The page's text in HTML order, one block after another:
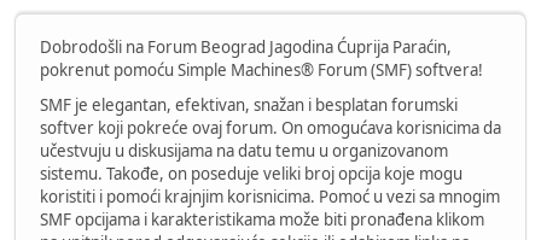
Dobrodošli na Forum Beograd Jagodina Ćuprija Paraćin,
pokrenut pomoću Simple Machines® Forum (SMF) softvera!
SMF je elegantan, efektivan, snažan i besplatan forumski
softver koji pokreće ovaj forum. On omogućava korisnicima da
učestvuju u diskusijama na datu temu u organizovanom
sistemu. Takođe, on poseduje veliki broj opcija koje mogu
koristiti i pomoći krajnjim korisnicima. Pomoć u vezi sa mnogim
SMF opcijama i karakteristikama može biti pronađena klikom